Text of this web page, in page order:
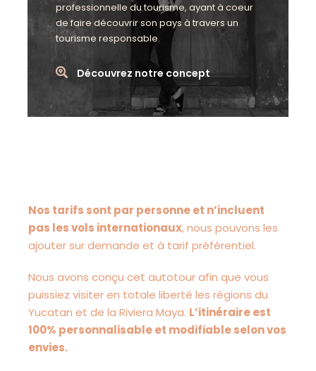
professionnelle du tourisme, ayant à coeur
de faire découvrir son pays à travers un
tourisme responsable.
Découvrez notre concept
Nos tarifs sont par personne et n’incluent
pas les vols internationaux, nous pouvons les
ajouter sur demande et à tarif préférentiel.
Nous avons conçu cet autotour afin que vous
puissiez visiter en totale liberté les régions du
Yucatan et de la Riviera Maya. L’itinéraire est
100% personnalisable et modifiable selon vos
envies.